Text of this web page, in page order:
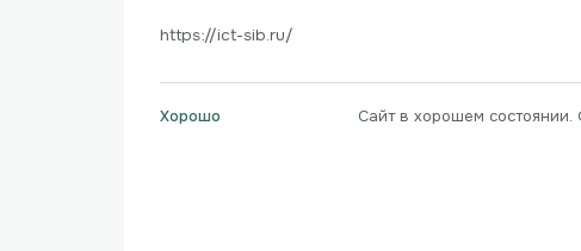
https://ict-sib.ru/
Хорошо Сайт в хорошем состоянии.